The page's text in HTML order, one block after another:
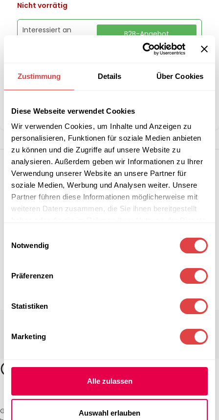
Zustimmung Details Über Cookies
Diese Webseite verwendet Cookies
Wir verwenden Cookies, um Inhalte und Anzeigen zu
personalisieren, Funktionen für soziale Medien anbieten
zu können und die Zugriffe auf unsere Website zu
analysieren. Außerdem geben wir Informationen zu Ihrer
Verwendung unserer Website an unsere Partner für
soziale Medien, Werbung und Analysen weiter. Unsere
Partner führen diese Informationen möglicherweise mit
weiteren Daten zusammen, die Sie ihnen bereitgestellt
Notwendig
Präferenzen
Statistiken
Marketing
Alle zulassen
Auswahl erlauben
Nicht vorrätig
Interessiert an
B2B-Angebot
anfordern
Kategorien: Schulmöbel
Teilen:
Gastro Uzal – Ihr Spezialist für Gastronomiemöbel und -textilien. Wir